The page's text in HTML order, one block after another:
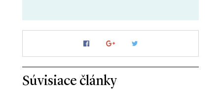
Súvisiace články